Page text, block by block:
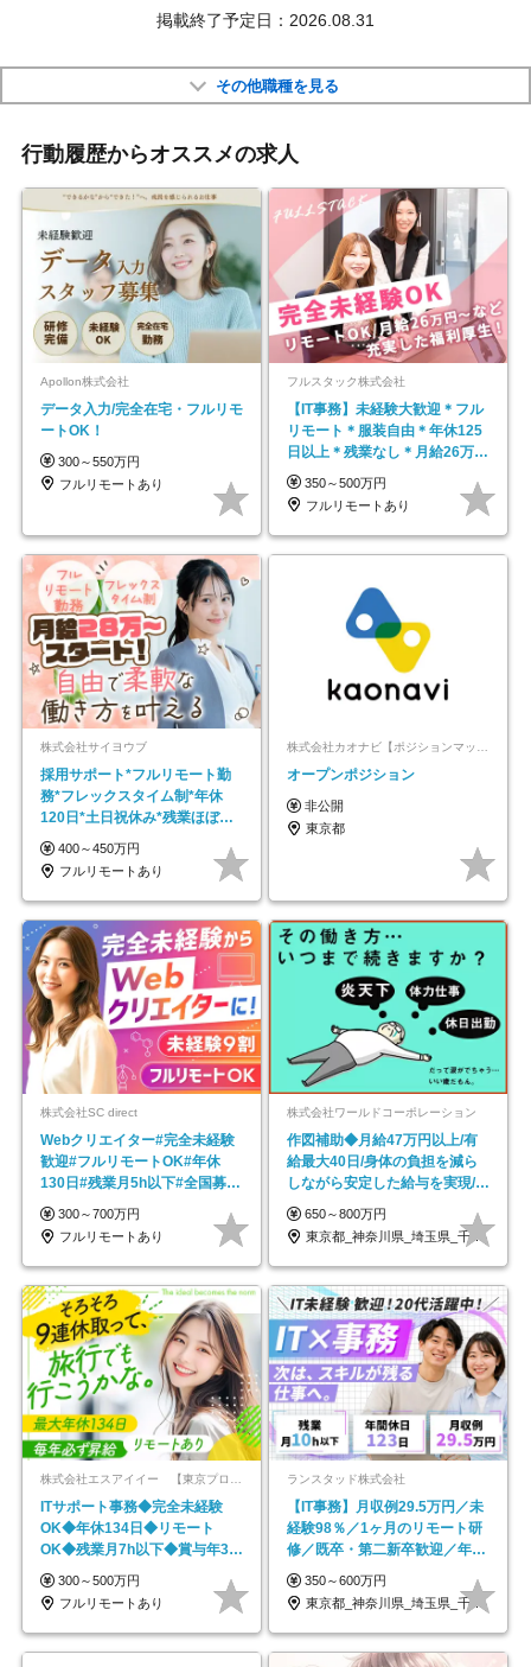
掲載終了予定日：2026.08.31
その他職種を見る
行動履歴からオススメの求人
Apollon株式会社
データ入力/完全在宅・フルリモ
ートOK！
300～550万円
フルリモートあり
フルスタック株式会社
【IT事務】未経験大歓迎＊フル
リモート＊服装自由＊年休125
日以上＊残業なし＊月給26万円
以上
350～500万円
フルリモートあり
株式会社サイヨウブ
採用サポート*フルリモート勤
務*フレックスタイム制*年休
120日*土日祝休み*残業ほぼな
し*育児中社員8割以上
400～450万円
フルリモートあり
オープンポジション
非公開
東京都
株式会社SC direct
Webクリエイター#完全未経験
歓迎#フルリモートOK#年休
130日#残業月5h以下#全国募集
#最大1年の研修
300～700万円
フルリモートあり
株式会社ワールドコーポレーション
作図補助◆月給47万円以上/有
給最大40日/身体の負担を減ら
しながら安定した給与を実現/転
勤なし/p10
650～800万円
東京都_神奈川県_埼玉県_千葉県_大阪府…
ITサポート事務◆完全未経験
OK◆年休134日◆リモート
OK◆残業月7h以下◆賞与年3回
◆5年目まで必ず昇給
300～500万円
フルリモートあり
ランスタッド株式会社
【IT事務】月収例29.5万円／未
経験98％／1ヶ月のリモート研
修／既卒・第二新卒歓迎／年間
休日123日/OW
350～600万円
東京都_神奈川県_埼玉県_千葉県_大阪府…